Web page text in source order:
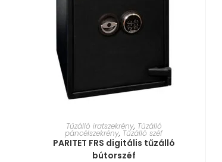
MÉRET VÁLASZTÁSA
Tűzálló iratszekrény, Tűzálló
páncélszekrény, Tűzálló széf
PARITET FRS digitális tűzálló
bútorszéf